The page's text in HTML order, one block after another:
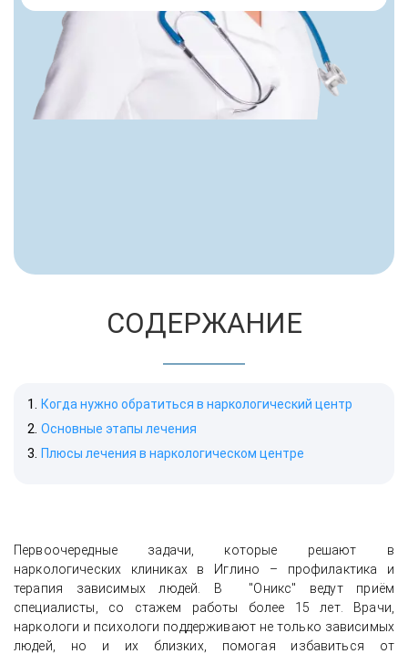
СОДЕРЖАНИЕ
Когда нужно обратиться в наркологический центр
Основные этапы лечения
Плюсы лечения в наркологическом центре
Первоочередные задачи, которые решают в
наркологических клиниках в Иглино – профилактика и
терапия зависимых людей. В "Оникс" ведут приём
специалисты, со стажем работы более 15 лет. Врачи,
наркологи и психологи поддерживают не только зависимых
людей, но и их близких, помогая избавиться от